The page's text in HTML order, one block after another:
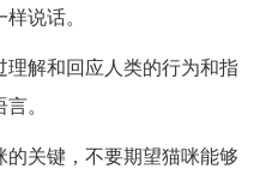
说话。
解和回应人类的行为和指
。
关键，不要期望猫咪能够